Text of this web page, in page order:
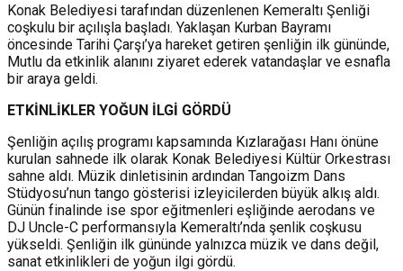
Konak Belediyesi tarafından düzenlenen Kemeraltı Şenliği
coşkulu bir açılışla başladı. Yaklaşan Kurban Bayramı
öncesinde Tarihi Çarşı’ya hareket getiren şenliğin ilk gününde,
Mutlu da etkinlik alanını ziyaret ederek vatandaşlar ve esnafla
bir araya geldi.
ETKİNLİKLER YOĞUN İLGİ GÖRDÜ
Şenliğin açılış programı kapsamında Kızlarağası Hanı önüne
kurulan sahnede ilk olarak Konak Belediyesi Kültür Orkestrası
sahne aldı. Müzik dinletisinin ardından Tangoizm Dans
Stüdyosu’nun tango gösterisi izleyicilerden büyük alkış aldı.
Günün finalinde ise spor eğitmenleri eşliğinde aerodans ve
DJ Uncle-C performansıyla Kemeraltı’nda şenlik coşkusu
yükseldi. Şenliğin ilk gününde yalnızca müzik ve dans değil,
sanat etkinlikleri de yoğun ilgi gördü.